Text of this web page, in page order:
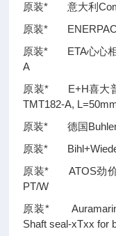
原装* 意大利
原装*
原装* ETA心心
A
原装* E+H喜大
TMT182-A,
原装* 德国Buhler
原装*
原装* ATOS劲价
PT/W
原装*
Shaft seal-xTxx for